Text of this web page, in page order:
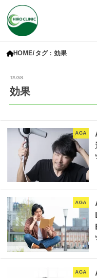
HOME タグ : 効果
効果
AGA
AGA
AGA